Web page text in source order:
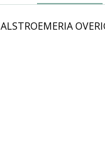
ALSTROEMERIA